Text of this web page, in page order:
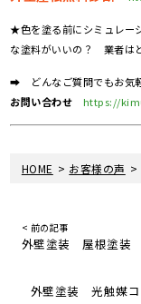
★色を塗る前にシミュレー
な塗料がいいの？ 業者は
➡ どんなご質問でもお気
お問い合わせ
https://
HOME > お客様の声 >
< 前の記事
外壁塗装 屋根塗装
外壁塗装 光触媒